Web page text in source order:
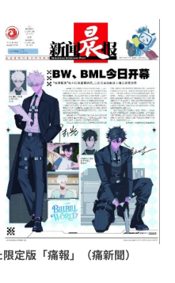
定版「痛報」（痛新聞）